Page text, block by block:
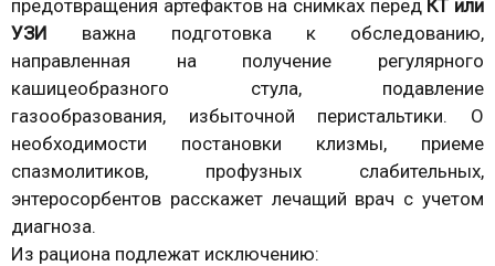
предотвращения артефактов на снимках перед КТ или
УЗИ важна подготовка к обследованию,
направленная на получение регулярного
кашицеобразного стула, подавление
газообразования, избыточной перистальтики. О
необходимости постановки клизмы, приеме
спазмолитиков, профузных слабительных,
энтеросорбентов расскажет лечащий врач с учетом
диагноза.
Из рациона подлежат исключению: